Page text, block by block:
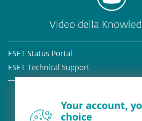
Video della
ESET Status Portal
ESET Technical Support
Your account,
choice